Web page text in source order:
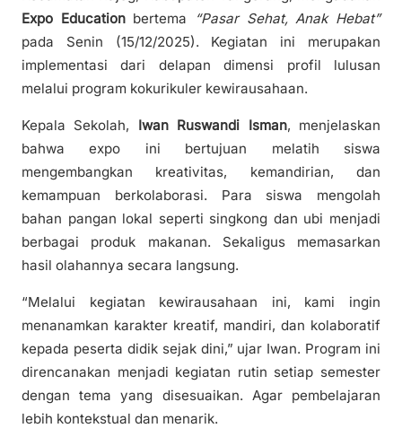
Expo Educationbertema
“Pasar Sehat, Anak Hebat”
pada Senin (15/12/2025). Kegiatan ini merupakan
implementasi dari delapan dimensi profil lulusan
melalui program kokurikuler kewirausahaan.
Kepala Sekolah, Iwan Ruswandi Isman, menjelaskan
bahwa expo ini bertujuan melatih siswa
mengembangkan kreativitas, kemandirian, dan
kemampuan berkolaborasi. Para siswa mengolah
bahan pangan lokal seperti singkong dan ubi menjadi
berbagai produk makanan. Sekaligus memasarkan
hasil olahannya secara langsung.
“Melalui kegiatan kewirausahaan ini, kami ingin
menanamkan karakter kreatif, mandiri, dan kolaboratif
kepada peserta didik sejak dini,” ujar Iwan. Program ini
direncanakan menjadi kegiatan rutin setiap semester
dengan tema yang disesuaikan. Agar pembelajaran
lebih kontekstual dan menarik.